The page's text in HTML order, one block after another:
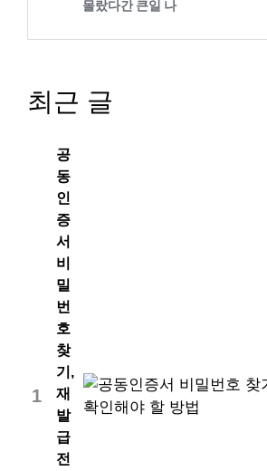
최근 글
1
공
동
인
증
서
비
밀
번
호
찾
기,
재
발
급
전